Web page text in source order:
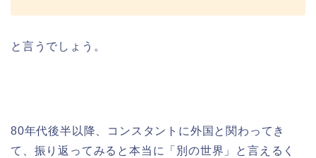
と言うでしょう。
80年代後半以降、コンスタントに外国と関わってき
て、振り返ってみると本当に「別の世界」と言えるく